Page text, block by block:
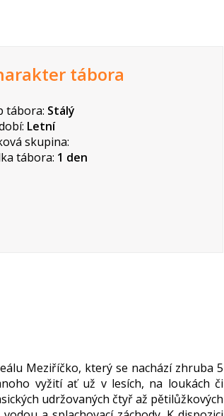
tábora
tábora: Stálý
Letní
skupina:
tábora: 1 den
Meziříčko, který se nachází zhruba 5
vyžití ať už v lesích, na loukách či
udržovaných čtyř až pětilůžkových